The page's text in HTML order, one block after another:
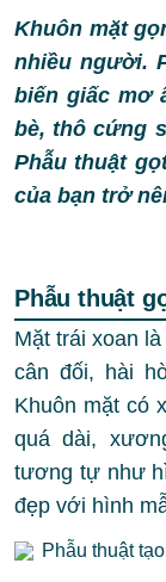
Khuôn mặt
nhiều người.
biến giấc mơ
bè, thô cứng
Phẫu thuật
của bạn trở
Phẫu thuật
Mặt trái xoan
cân đối, hài
Khuôn mặt có
quá dài,
tương tự như
đẹp với hình